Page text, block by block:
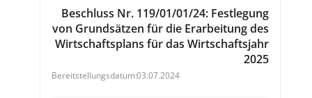
Beschluss Nr. 119/01/01/24: Festlegung
von Grundsätzen für die Erarbeitung des
Wirtschaftsplans für das Wirtschaftsjahr
2025
03.07.2024